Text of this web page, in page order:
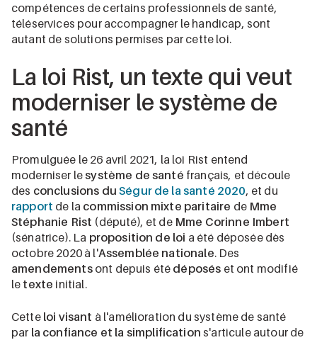
compétences de certains professionnels de santé,
téléservices pour accompagner le handicap, sont
autant de solutions permises par cette loi.
La loi Rist, un texte qui veut
moderniser le système de
santé
Promulguée le 26 avril 2021, la loi Rist entend
moderniser lesystème de santé français, et découle
des conclusions duSégur de la santé 2020, et du
rapport de la commission mixte paritaire de Mme
Stéphanie Rist (député), et de Mme Corinne Imbert
(sénatrice). La proposition de loi a été déposée dès
octobre 2020 à l'Assemblée nationale. Des
amendementsont depuis été déposés et ont modifié
le texte initial.
Cette loi visant à l'amélioration du système de santé
par la confiance et la simplification s'articule autour de